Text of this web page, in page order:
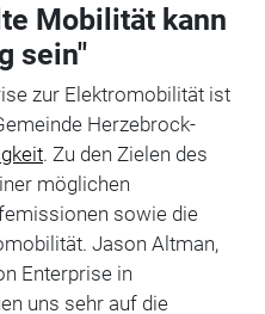
Mobilität kann
sein"
zur Elektromobilität ist
Herzebrock-
. Zu den Zielen des
möglichen
sowie die
Jason Altman,
Enterprise in
uns sehr auf die